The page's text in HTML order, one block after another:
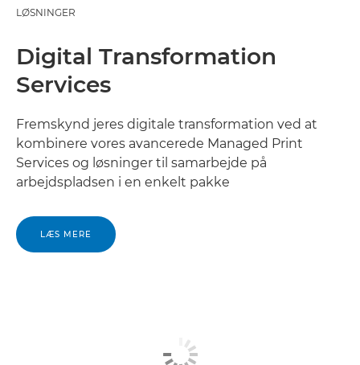
LØSNINGER
Digital Transformation
Services
Fremskynd jeres digitale transformation ved at
kombinere vores avancerede Managed Print
Services og løsninger til samarbejde på
arbejdspladsen i en enkelt pakke
LÆS MERE